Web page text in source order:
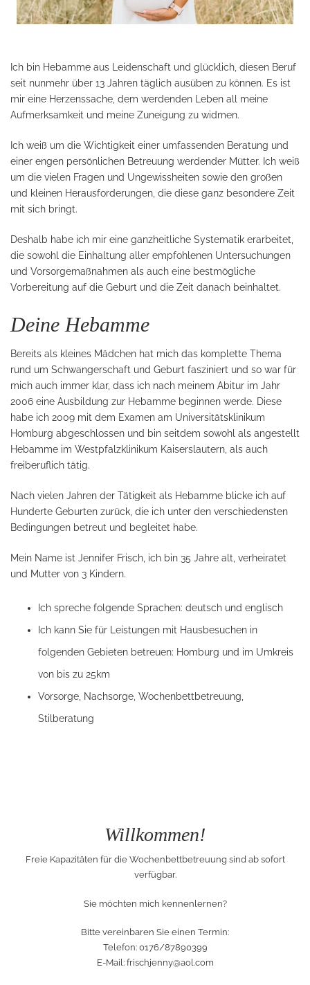
Ich bin Hebamme aus Leidenschaft und glücklich, diesen Beruf
seit nunmehr über 13 Jahren täglich ausüben zu können. Es ist
mir eine Herzenssache, dem werdenden Leben all meine
Aufmerksamkeit und meine Zuneigung zu widmen.
Ich weiß um die Wichtigkeit einer umfassenden Beratung und
einer engen persönlichen Betreuung werdender Mütter. Ich weiß
um die vielen Fragen und Ungewissheiten sowie den großen
und kleinen Herausforderungen, die diese ganz besondere Zeit
mit sich bringt.
Deshalb habe ich mir eine ganzheitliche Systematik erarbeitet,
die sowohl die Einhaltung aller empfohlenen Untersuchungen
und Vorsorgemaßnahmen als auch eine bestmögliche
Vorbereitung auf die Geburt und die Zeit danach beinhaltet.
Deine Hebamme
Bereits als kleines Mädchen hat mich das komplette Thema
rund um Schwangerschaft und Geburt fasziniert und so war für
mich auch immer klar, dass ich nach meinem Abitur im Jahr
2006 eine Ausbildung zur Hebamme beginnen werde. Diese
habe ich 2009 mit dem Examen am Universitätsklinikum
Homburg abgeschlossen und bin seitdem sowohl als angestellt
Hebamme im Westpfalzklinikum Kaiserslautern, als auch
freiberuflich tätig.
Nach vielen Jahren der Tätigkeit als Hebamme blicke ich auf
Hunderte Geburten zurück, die ich unter den verschiedensten
Bedingungen betreut und begleitet habe.
Mein Name ist Jennifer Frisch, ich bin 35 Jahre alt, verheiratet
und Mutter von 3 Kindern.
Ich spreche folgende Sprachen: deutsch und englisch
Ich kann Sie für Leistungen mit Hausbesuchen in
folgenden Gebieten betreuen: Homburg und im Umkreis
von bis zu 25km
Vorsorge, Nachsorge, Wochenbettbetreuung,
Stilberatung
Willkommen!
Freie Kapazitäten für die Wochenbettbetreuung sind ab sofort
verfügbar.
Sie möchten mich kennenlernen?
Bitte vereinbaren Sie einen Termin:
Telefon: 0176/87890399
E-Mail: frischjenny@aol.com